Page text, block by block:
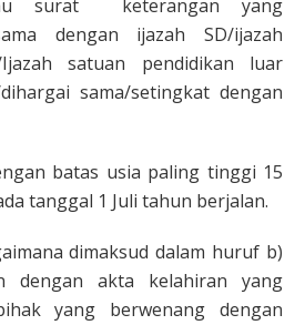
surat keterangan yang
dengan ijazah SD/ijazah
satuan pendidikan luar
sama/setingkat dengan
batas usia paling tinggi 15
tanggal 1 Juli tahun berjalan.
dimaksud dalam huruf b)
dengan akta kelahiran yang
yang berwenang dengan